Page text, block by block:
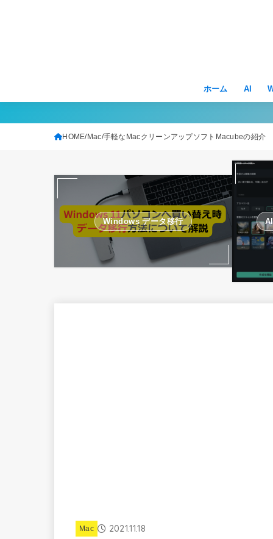
ホーム AI
HOME Mac 手軽なMacクリーンアップソフトMacubeの紹介
Windows データ移行
Mac 2021.11.18